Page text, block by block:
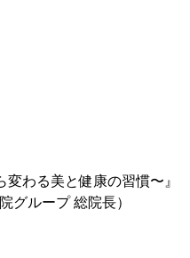
わる美と健康の習慣〜』
グループ 総院長）